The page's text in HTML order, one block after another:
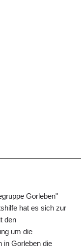
Gorleben"
hat es sich zur
den
um die
in Gorleben die